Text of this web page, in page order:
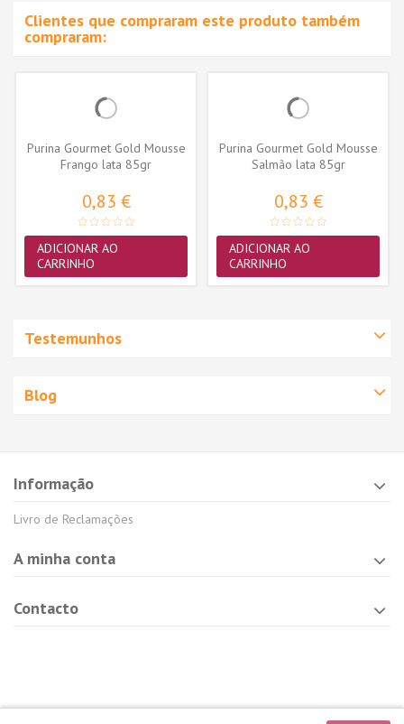
Clientes que compraram este produto também
compraram:
Purina Gourmet Gold Mousse
Frango lata 85gr
0,83 €
ADICIONAR AO
CARRINHO
Purina Gourmet Gold Mousse
Salmão lata 85gr
0,83 €
ADICIONAR AO
CARRINHO
Testemunhos
Blog
Informação
Livro de Reclamações
A minha conta
Contacto